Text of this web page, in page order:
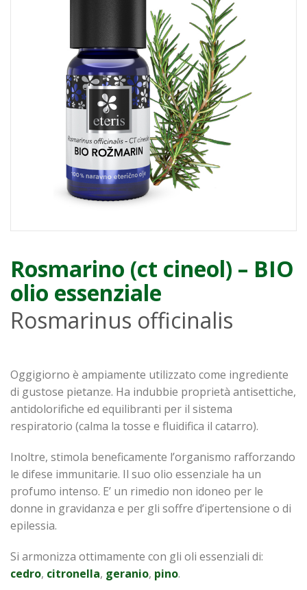
Rosmarino (ct cineol) – BIO
olio essenziale
Rosmarinus officinalis
Oggigiorno è ampiamente utilizzato come ingrediente
di gustose pietanze. Ha indubbie proprietà antisettiche,
antidolorifiche ed equilibranti per il sistema
respiratorio (calma la tosse e fluidifica il catarro).
Inoltre, stimola beneficamente l’organismo rafforzando
le difese immunitarie. Il suo olio essenziale ha un
profumo intenso. E’ un rimedio non idoneo per le
donne in gravidanza e per gli soffre d’ipertensione o di
epilessia.
Si armonizza ottimamente con gli oli essenziali di:
cedro, citronella, geranio, pino.